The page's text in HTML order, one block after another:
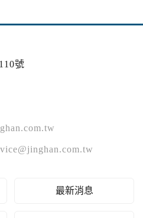
號
最新消息